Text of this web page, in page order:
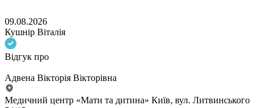
09.08.2026
Кушнір Віталія
Відгук про
Адвена Вікторія Вікторівна
Медичний центр «Мати та дитина» Київ, вул. Литвинського